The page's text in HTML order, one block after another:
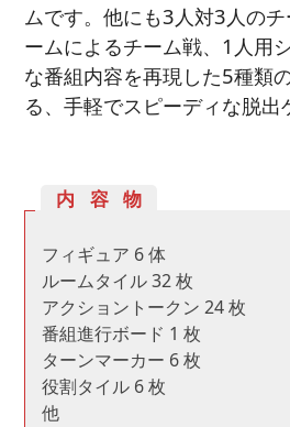
ムです。他にも3人対3人の
ームによるチーム戦、1人用
な番組内容を再現した5種類
る、手軽でスピーディな脱出
内容物
フィギュア 6 体
ルームタイル 32 枚
アクショントークン 24 枚
番組進行ボード 1 枚
ターンマーカー 6 枚
役割タイル 6 枚
他